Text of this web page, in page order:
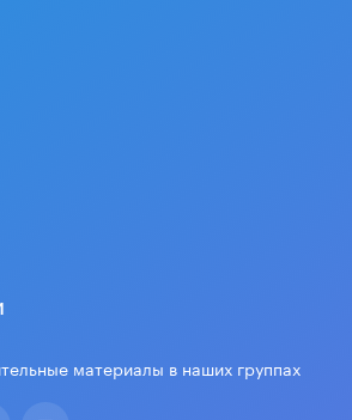
материалы в наших группах